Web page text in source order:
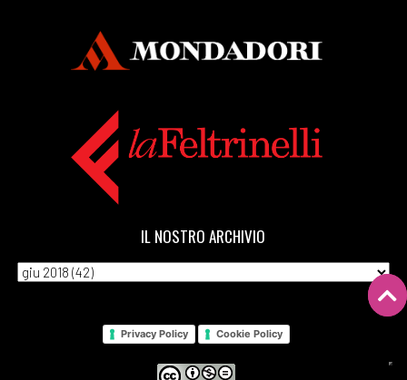
IL NOSTRO ARCHIVIO
Privacy Policy Cookie Policy